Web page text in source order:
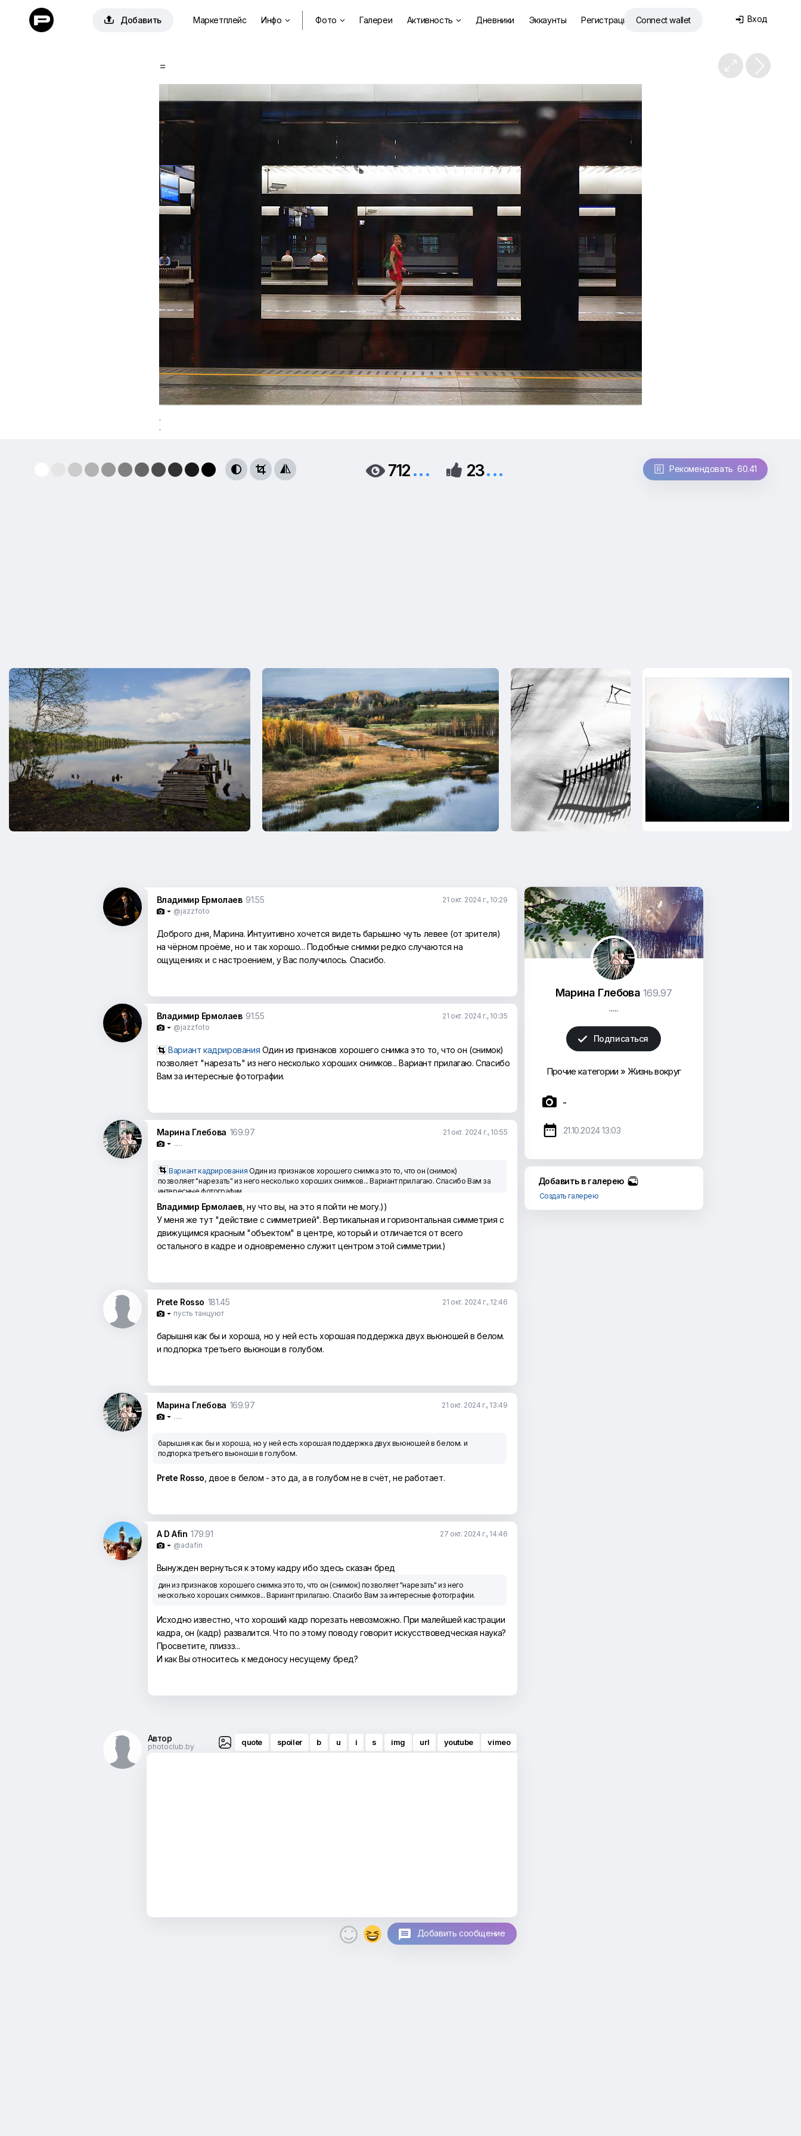
 Добавить Маркетплейс Инфо  Фото  Галереи Активность  Дневники Эккаунты Регистрация Connect wallet  Вход

=
.
.
   712...  23...  Рекомендовать 60.41
Владимир Ермолаев 91.55 21 окт. 2024 г., 10:29
 @jazzfoto
Доброго дня, Марина. Интуитивно хочется видеть барышню чуть левее (от зрителя)
на чёрном проёме, но и так хорошо... Подобные снимки редко случаются на
ощущениях и с настроением, у Вас получилось. Спасибо.
Владимир Ермолаев 91.55 21 окт. 2024 г., 10:35
 @jazzfoto
Вариант кадрирования Один из признаков хорошего снимка это то, что он (снимок)
позволяет "нарезать" из него несколько хороших снимков... Вариант прилагаю. Спасибо
Вам за интересные фотографии.
Марина Глебова 169.97 21 окт. 2024 г., 10:55
 .....
Вариант кадрирования Один из признаков хорошего снимка это то, что он (снимок)
позволяет "нарезать" из него несколько хороших снимков... Вариант прилагаю. Спасибо Вам за
интересные фотографии.
Владимир Ермолаев, ну что вы, на это я пойти не могу.))
У меня же тут "действие с симметрией". Вертикальная и горизонтальная симметрия с
движущимся красным "объектом" в центре, который и отличается от всего
остального в кадре и одновременно служит центром этой симметрии.)
Prete Rosso 181.45 21 окт. 2024 г., 12:46
 пусть танцуют
барышня как бы и хороша, но у ней есть хорошая поддержка двух вьюношей в белом.
и подпорка третьего вьюноши в голубом.
Марина Глебова 169.97 21 окт. 2024 г., 13:49
 .....
барышня как бы и хороша, но у ней есть хорошая поддержка двух вьюношей в белом. и
подпорка третьего вьюноши в голубом.
Prete Rosso , двое в белом - это да, а в голубом не в счёт, не работает.
A D Afin 179.91 27 окт. 2024 г., 14:46
 @adafin
Вынужден вернуться к этому кадру ибо здесь сказан бред
дин из признаков хорошего снимка это то, что он (снимок) позволяет "нарезать" из него
несколько хороших снимков... Вариант прилагаю. Спасибо Вам за интересные фотографии.
Исходно известно, что хороший кадр порезать невозможно. При малейшей кастрации
кадра, он (кадр) развалится. Что по этому поводу говорит искусствоведческая наука?
Просветите, плиззз...
И как Вы относитесь к медоносу несущему бред?
Автор
photoclub.by quote spoiler b u i s img url youtube vimeo
 Добавить сообщение
Марина Глебова 169.97
.....
 Подписаться
Прочие категории » Жизнь вокруг
 -
 21.10.2024 13:03
Добавить в галерею
Создать галерею